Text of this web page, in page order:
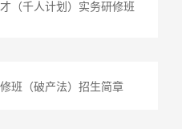
（千人计划）实务研修班
班（破产法）招生简章